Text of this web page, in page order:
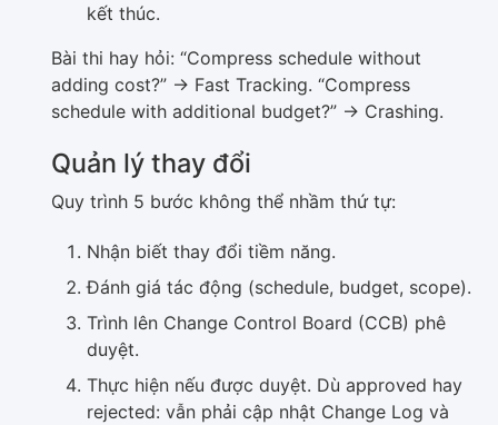
kết thúc.
Bài thi hay hỏi: “Compress schedule without
adding cost?” -> Fast Tracking. “Compress
schedule with additional budget?” -> Crashing.
Quản lý thay đổi
Quy trình 5 bước không thể nhầm thứ tự:
Nhận biết thay đổi tiềm năng.
Đánh giá tác động (schedule, budget, scope).
Trình lên Change Control Board (CCB) phê
duyệt.
Thực hiện nếu được duyệt. Dù approved hay
rejected: vẫn phải cập nhật Change Log và